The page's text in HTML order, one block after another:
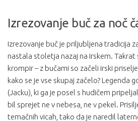
Izrezovanje buč za noč
Izrezovanje buč je priljubljena tradicija
nastala stoletja nazaj na Irskem. Takrat
krompir – z bučami so začeli irski
kako se je vse skupaj začelo? Legenda
(Jacku), ki ga je posel s hudičem
bil sprejet ne v nebesa, ne v pekel.
temačnih vicah, tako da je naredil